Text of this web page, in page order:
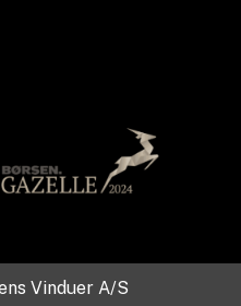
Vinduer A/S